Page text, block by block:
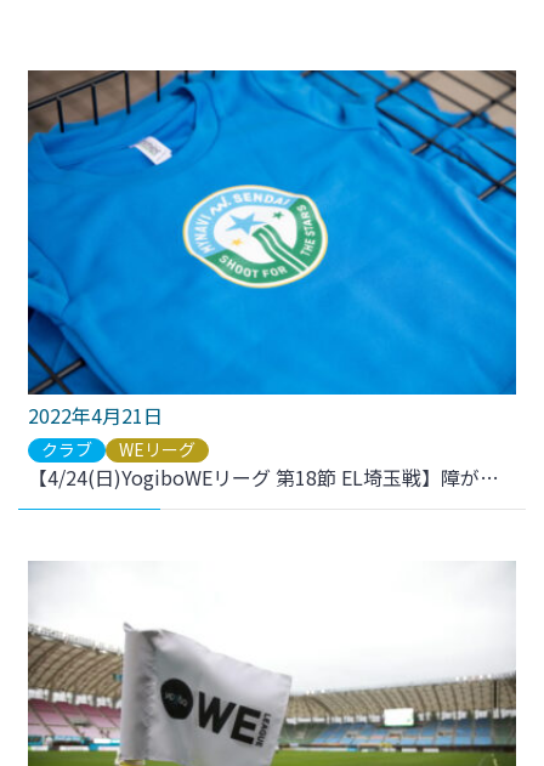
2022年4月21日
クラブ WEリーグ
【4/24(日)YogiboWEリーグ 第18節 EL埼玉戦】障がい者をはじめとするマイノリティの方々の就労体験実施のお知らせ